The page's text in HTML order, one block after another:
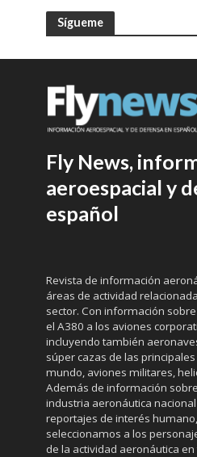
Sígueme
Fly News,
aeroespacial y
español
Revista de información
áreas de actividad
sector. Con información
el A380 a los aviones
incluyendo también
súper cazas de las
mundo, aviones militares,
Además de información
industria aeronáutica
reportajes de interés
seleccionamos a los
de la actividad aeronáutica